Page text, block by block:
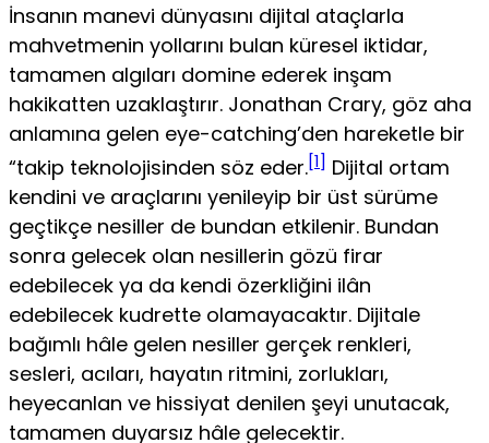
İnsanın manevi dünyasını dijital ataçlarla
mahvetmenin yollarını bulan küresel iktidar,
tamamen algıları domine ederek inşam
hakikatten uzaklaştırır. Jonathan Crary, göz aha
anlamına gelen eye-catching’den hareketle bir
“takip teknolojisinden söz eder.[1] Dijital ortam
kendini ve araçla­rını yenileyip bir üst sürüme
geçtikçe nesiller de bundan etkilenir. Bundan
sonra gelecek olan nesillerin gözü firar
edebilecek ya da kendi özerkliğini ilân
edebilecek kudrette olamayacaktır. Dijitale
bağımlı hâle gelen nesiller gerçek renkleri,
sesleri, acıları, hayatın ritmini, zorlukları,
heyecan­lan ve hissiyat denilen şeyi unutacak,
tamamen duyarsız hâle gelecektir.